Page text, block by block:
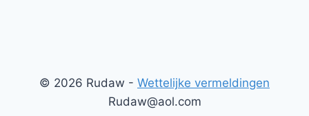
© 2026 Rudaw - Wettelijke vermeldingen
Rudaw@aol.com